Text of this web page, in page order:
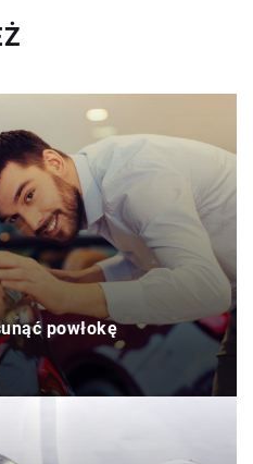
powłokę